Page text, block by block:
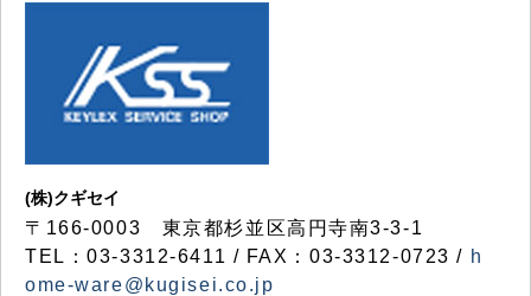
(株)クギセイ
〒166-0003 東京都杉並区高円寺南3-3-1
TEL：03-3312-6411 / FAX：03-3312-0723 / h
ome-ware@kugisei.co.jp